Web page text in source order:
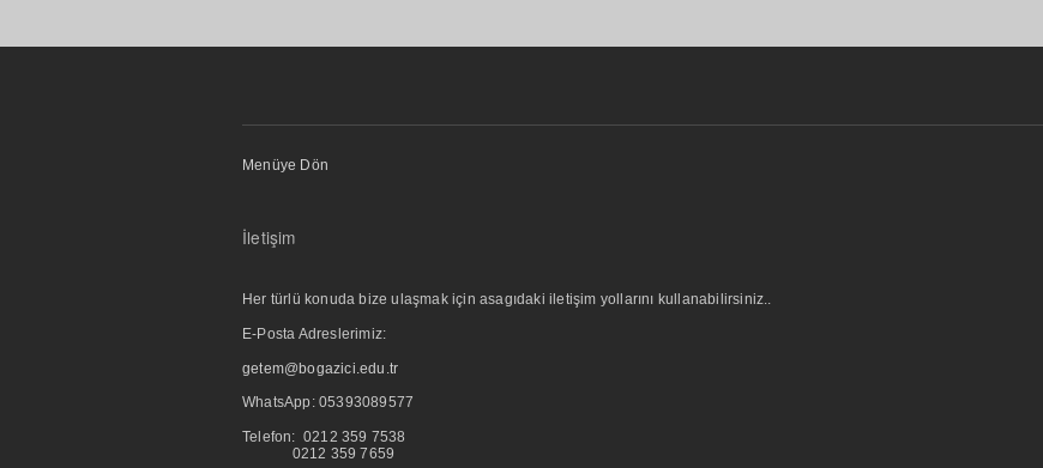
Menüye Dön
İletişim
Her türlü konuda bize ulaşmak için asagıdaki iletişim yollarını kullanabilirsiniz..
E-Posta Adreslerimiz:
getem@bogazici.edu.tr
WhatsApp: 05393089577
Telefon: 0212 359 7538
0212 359 7659